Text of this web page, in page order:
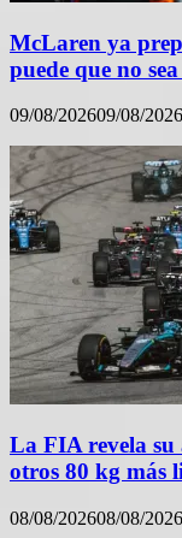
McLaren ya
puede que no
09/08/202609/08/2026
La FIA revela su
otros 80 kg más
08/08/202608/08/2026